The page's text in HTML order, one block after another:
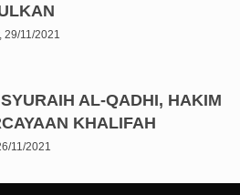
29/11/2021
AL-QADHI, HAKIM
KHALIFAH
11/2021